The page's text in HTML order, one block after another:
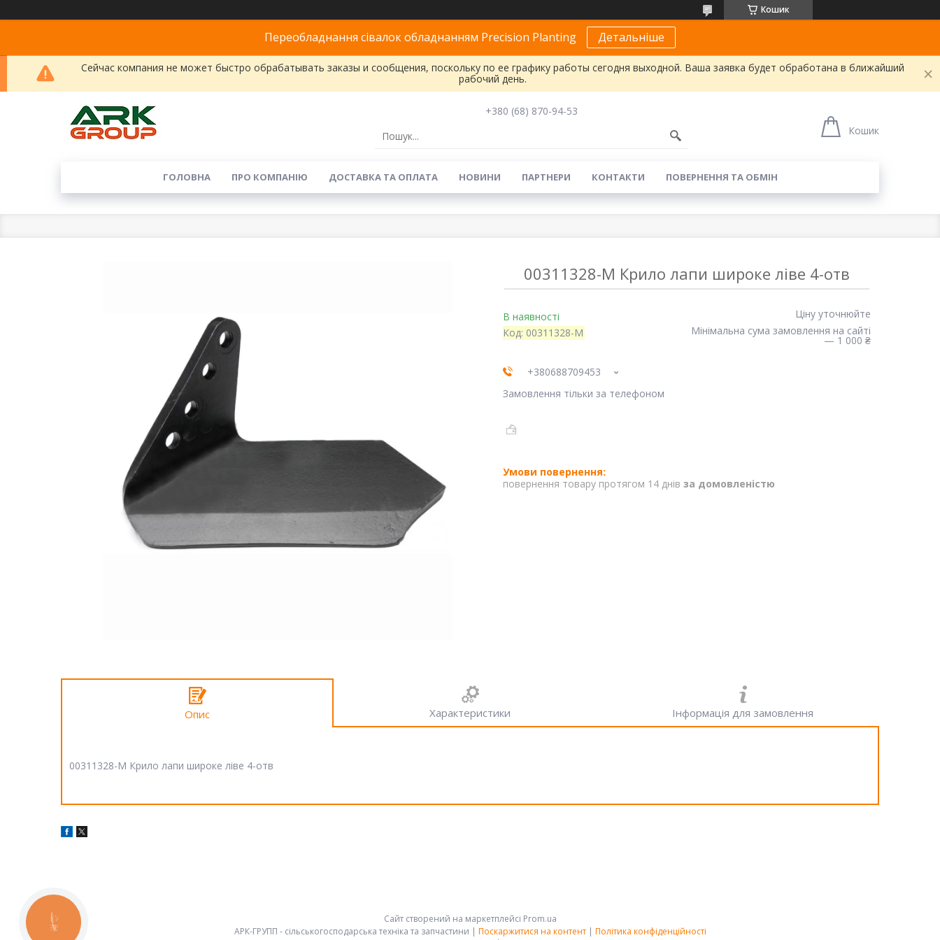
Кошик
Переобладнання сівалок обладнанням Precision Planting Детальніше
Сейчас компания не может быстро обрабатывать заказы и сообщения, поскольку по ее графику работы сегодня выходной. Ваша заявка будет обработана в ближайший
рабочий день.
+380 (68) 870-94-53
Кошик
ГОЛОВНА ПРО КОМПАНІЮ ДОСТАВКА ТА ОПЛАТА НОВИНИ ПАРТНЕРИ КОНТАКТИ ПОВЕРНЕННЯ ТА ОБМІН
00311328-M Крило лапи широке ліве 4-отв
В наявності
Код: 00311328-M
Ціну уточнюйте
Мінімальна сума замовлення на сайті
— 1 000 ₴
+380688709453
Замовлення тільки за телефоном
повернення товару протягом 14 днів за домовленістю
Опис Характеристики Інформація для замовлення
00311328-M Крило лапи широке ліве 4-отв
Сайт створений на маркетплейсі Prom.ua
АРК-ГРУПП - сільськогосподарська техніка та запчастини | Поскаржитися на контент | Політика конфіденційності
КНОПКА
ЗВ'ЯЗКУ